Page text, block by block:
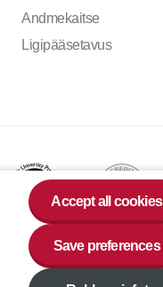
Andmekaitse
Ligipääsetavus
Accept all cookies
Save preferences